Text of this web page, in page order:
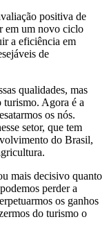
positiva de
em um novo ciclo
a eficiência em
de
qualidades, mas
turismo. Agora é a
os nós.
setor, que tem
do Brasil,
mais decisivo quanto
perder a
os ganhos
do turismo o